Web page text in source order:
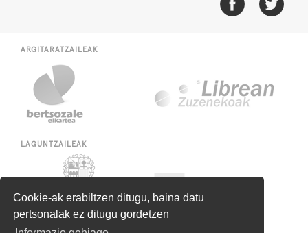
Cookie-ak erabiltzen ditugu, baina datu
pertsonalak ez ditugu gordetzen
ARGITARATZAILEAK
LAGUNTZAILEAK